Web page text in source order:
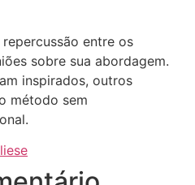
entre os
sobre sua abordagem.
inspirados, outros
método sem